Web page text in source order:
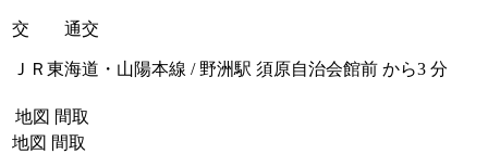
交 通交
ＪＲ東海道・山陽本線 / 野洲駅 須原自治会館前 から3 分
地図 間取
地図 間取